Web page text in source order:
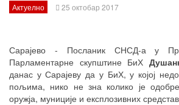
Актуелно 25 октобар 2017
Сарајево - Посланик СНСД-а у
Парламентарне скупштине БиХ
данас у Сарајеву да у БиХ, у којој
пољима, нико не зна колико је
оружја, муниције и експлозивних